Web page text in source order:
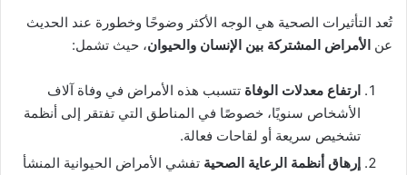
تُعد التأثيرات الصحية هي الوجه الأكثر وضوحًا وخطورة عند الحديث
عن الأمراض المشتركة بين الإنسان والحيوان، حيث تشمل:
ارتفاع معدلات الوفاة تتسبب هذه الأمراض في وفاة آلاف
الأشخاص سنويًا، خصوصًا في المناطق التي تفتقر إلى أنظمة
تشخيص سريعة أو لقاحات فعالة.
إرهاق أنظمة الرعاية الصحية تفشي الأمراض الحيوانية المنشأ